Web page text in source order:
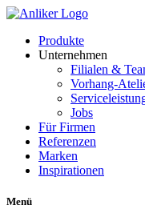
Produkte
Unternehmen
Filialen &
Vorhang-
Jobs
Für Firmen
Referenzen
Marken
Inspirationen
Menü